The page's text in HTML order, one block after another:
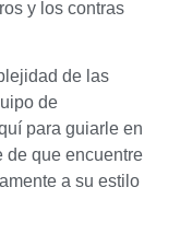
y los contras
de las
de
para guiarle en
de que encuentre
a su estilo